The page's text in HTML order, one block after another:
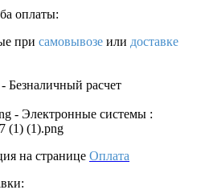
оплаты:
при самовывозе или доставке
- Безналичный расчет
- Электронные системы :
на странице Оплата